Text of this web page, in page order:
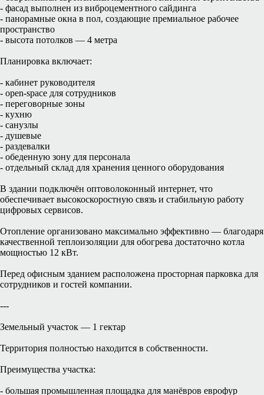
- фасад выполнен из виброцементного сайдинга
- панорамные окна в пол, создающие премиальное рабочее
пространство
- высота потолков — 4 метра
Планировка включает:
- кабинет руководителя
- open-space для сотрудников
- переговорные зоны
- кухню
- санузлы
- душевые
- раздевалки
- обеденную зону для персонала
- отдельный склад для хранения ценного оборудования
В здании подключён оптоволоконный интернет, что
обеспечивает высокоскоростную связь и стабильную работу
цифровых сервисов.
Отопление организовано максимально эффективно — благодаря
качественной теплоизоляции для обогрева достаточно котла
мощностью 12 кВт.
Перед офисным зданием расположена просторная парковка для
сотрудников и гостей компании.
---
Земельный участок — 1 гектар
Территория полностью находится в собственности.
Преимущества участка:
- большая промышленная площадка для манёвров еврофур